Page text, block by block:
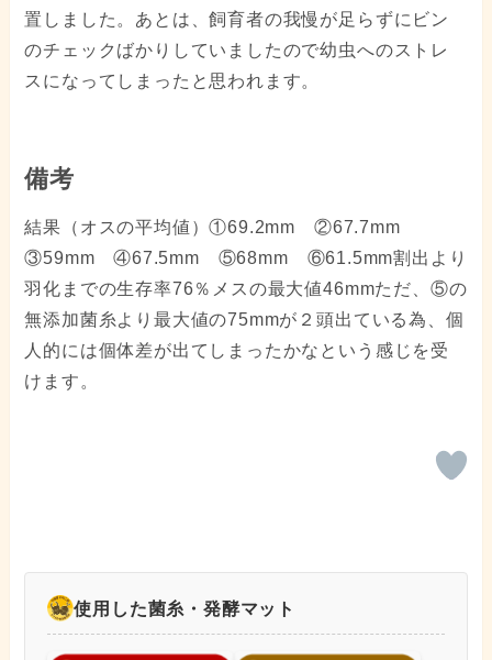
置しました。あとは、飼育者の我慢が足らずにビン
のチェックばかりしていましたので幼虫へのストレ
スになってしまったと思われます。
備考
結果（オスの平均値）①69.2mm ②67.7mm
③59mm ④67.5mm ⑤68mm ⑥61.5mm割出より
羽化までの生存率76％メスの最大値46mmただ、⑤の
無添加菌糸より最大値の75mmが２頭出ている為、個
人的には個体差が出てしまったかなという感じを受
けます。
使用した菌糸・発酵マット